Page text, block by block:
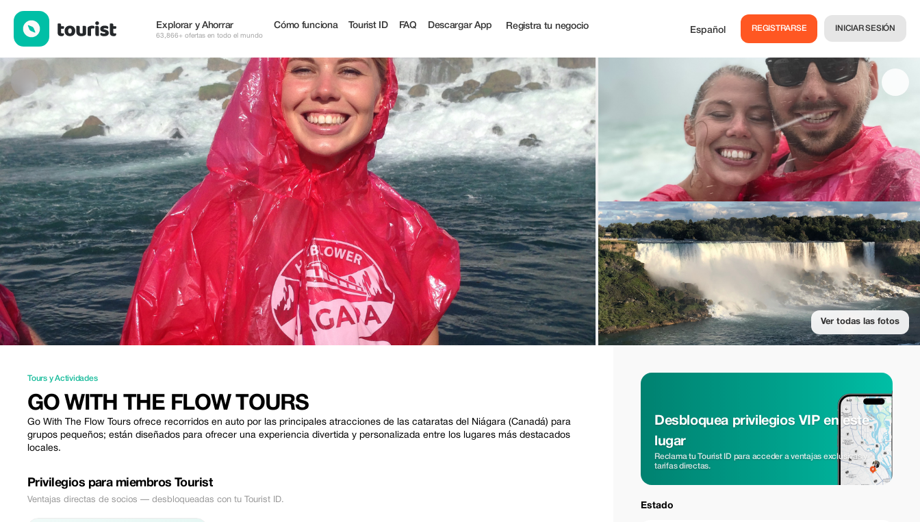
Explorar y Ahorrar
63,866+ ofertas en todo el mundo
Cómo funciona Tourist ID FAQ Descargar App Registra tu negocio Español REGISTRARSE INICIAR SESIÓN
Ver todas las fotos
Tours y Actividades
GO WITH THE FLOW TOURS
Go With The Flow Tours ofrece recorridos en auto por las principales atracciones de las cataratas del Niágara (Canadá) para
grupos pequeños; están diseñados para ofrecer una experiencia divertida y personalizada entre los lugares más destacados
locales.
Privilegios para miembros Tourist
Ventajas directas de socios — desbloqueadas con tu Tourist ID.
Desbloquea privilegios VIP en este
lugar
Reclama tu Tourist ID para acceder a ventajas exclusivas y
tarifas directas.
Estado